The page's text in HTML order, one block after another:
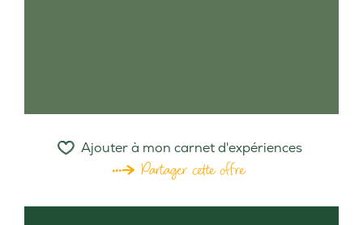
Ajouter à mon carnet d'expériences
Partager cette offre